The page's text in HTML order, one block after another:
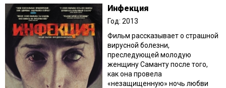
Инфекция
Год: 2013
Фильм рассказывает о страшной
вирусной болезни,
преследующей молодую
женщину Саманту после того,
как она провела
«незащищенную» ночь любви